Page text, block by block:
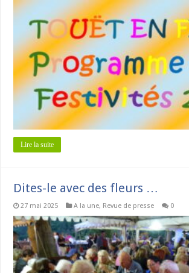
Lire la suite
Dites-le avec des fleurs …
27 mai 2025 A la une, Revue de presse 0